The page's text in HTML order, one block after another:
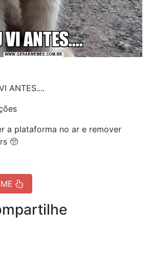
ANTES....
a plataforma no ar e remover
🥺